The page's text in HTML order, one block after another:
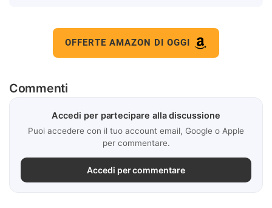
OFFERTE AMAZON DI OGGI
Commenti
Accedi per partecipare alla discussione
Puoi accedere con il tuo account email, Google o Apple
per commentare.
Accedi per commentare